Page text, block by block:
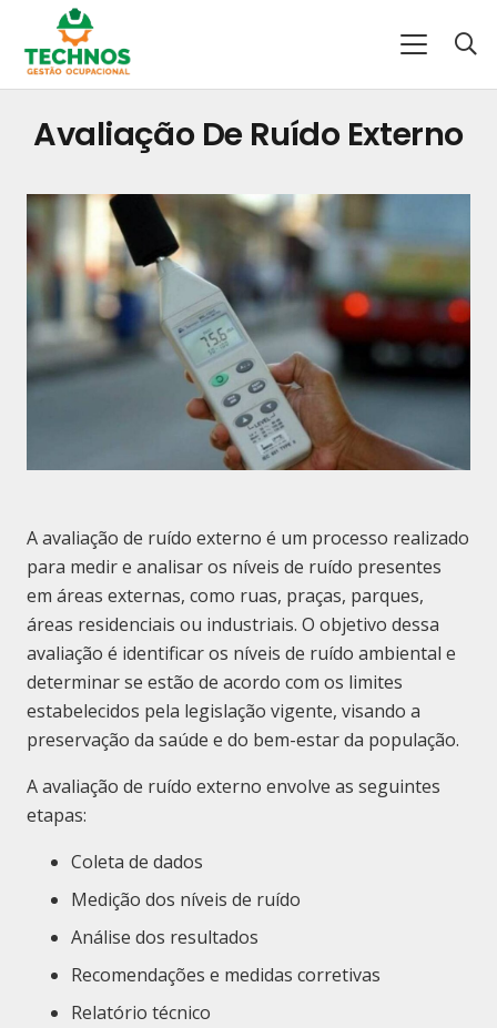
Avaliação De Ruído Externo
A avaliação de ruído externo é um processo realizado
para medir e analisar os níveis de ruído presentes
em áreas externas, como ruas, praças, parques,
áreas residenciais ou industriais. O objetivo dessa
avaliação é identificar os níveis de ruído ambiental e
determinar se estão de acordo com os limites
estabelecidos pela legislação vigente, visando a
preservação da saúde e do bem-estar da população.
A avaliação de ruído externo envolve as seguintes
etapas:
Coleta de dados
Medição dos níveis de ruído
Análise dos resultados
Recomendações e medidas corretivas
Relatório técnico